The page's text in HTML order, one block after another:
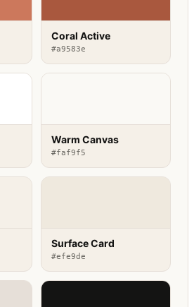
Coral Active
#a9583e
Warm Canvas
#faf9f5
Surface Card
#efe9de